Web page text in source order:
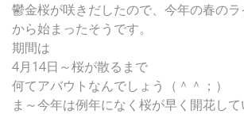
鬱金桜が咲きだしたので、今年の春の
から始まったそうです。
期間は
4月14日～桜が散るまで
何てアバウトなんでしょう（＾＾；）
ま～今年は例年になく桜が早く開花し